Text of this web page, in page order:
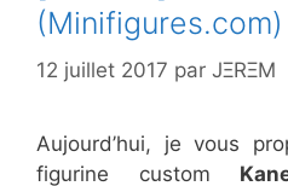
(Minifigures.com)
12 juillet 2017 par JΞRΞM
Aujourd’hui, je vous
figurine custom